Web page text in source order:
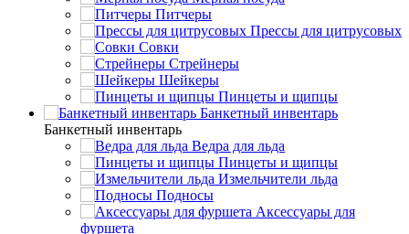
Питчеры
Прессы для цитрусовых
Совки
Стрейнеры
Шейкеры
Пинцеты и щипцы
Банкетный инвентарь
Банкетный инвентарь
Ведра для льда
Пинцеты и щипцы
Измельчители льда
Подносы
Аксессуары для
фуршета